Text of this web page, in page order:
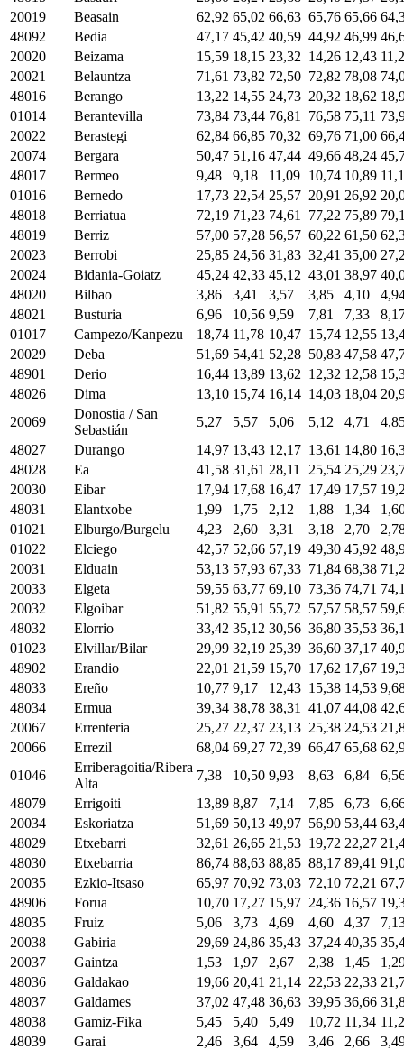
20019
Beasain 62,92 65,02 66,63 65,76 65,66
48092
Bedia 47,17 45,42 40,59 44,92 46,99
20020
Beizama 15,59 18,15 23,32 14,26 12,43
20021
Belauntza 71,61 73,82 72,50 72,82 78,08
48016
Berango 13,22 14,55 24,73 20,32 18,62
01014
Berantevilla 73,84 73,44 76,81 76,58 75,11
20022
Berastegi 62,84 66,85 70,32 69,76 71,00
20074
Bergara 50,47 51,16 47,44 49,66 48,24
48017
Bermeo 9,48 9,18 11,09 10,74 10,89
01016
Bernedo 17,73 22,54 25,57 20,91 26,92
48018
Berriatua 72,19 71,23 74,61 77,22 75,89
48019
Berriz 57,00 57,28 56,57 60,22 61,50
20023
Berrobi 25,85 24,56 31,83 32,41 35,00
20024
Bidania-Goiatz 45,24 42,33 45,12 43,01 38,97
48020
Bilbao 3,86 3,41 3,57 3,85 4,10
48021
Busturia 6,96 10,56 9,59 7,81 7,33
01017
Campezo/Kanpezu 18,74 11,78 10,47 15,74 12,55
20029
Deba 51,69 54,41 52,28 50,83 47,58
48901
Derio 16,44 13,89 13,62 12,32 12,58
48026
Dima 13,10 15,74 16,14 14,03 18,04
20069
Donostia / San
Sebastián
5,27 5,57 5,06 5,12 4,71
48027
Durango 14,97 13,43 12,17 13,61 14,80
48028
Ea 41,58 31,61 28,11 25,54 25,29
20030
Eibar 17,94 17,68 16,47 17,49 17,57
48031
Elantxobe 1,99 1,75 2,12 1,88 1,34
01021
Elburgo/Burgelu 4,23 2,60 3,31 3,18 2,70
01022
Elciego 42,57 52,66 57,19 49,30 45,92
20031
Elduain 53,13 57,93 67,33 71,84 68,38
20033
Elgeta 59,55 63,77 69,10 73,36 74,71
20032
Elgoibar 51,82 55,91 55,72 57,57 58,57
48032
Elorrio 33,42 35,12 30,56 36,80 35,53
01023
Elvillar/Bilar 29,99 32,19 25,39 36,60 37,17
48902
Erandio 22,01 21,59 15,70 17,62 17,67
48033
Ereño 10,77 9,17 12,43 15,38 14,53
48034
Ermua 39,34 38,78 38,31 41,07 44,08
20067
Errenteria 25,27 22,37 23,13 25,38 24,53
20066
Errezil 68,04 69,27 72,39 66,47 65,68
01046
Erriberagoitia/Ribera
Alta
7,38 10,50 9,93 8,63 6,84
48079
Errigoiti 13,89 8,87 7,14 7,85 6,73
20034
Eskoriatza 51,69 50,13 49,97 56,90 53,44
48029
Etxebarri 32,61 26,65 21,53 19,72 22,27
48030
Etxebarria 86,74 88,63 88,85 88,17 89,41
20035
Ezkio-Itsaso 65,97 70,92 73,03 72,10 72,21
48906
Forua 10,70 17,27 15,97 24,36 16,57
48035
Fruiz 5,06 3,73 4,69 4,60 4,37
20038
Gabiria 29,69 24,86 35,43 37,24 40,35
20037
Gaintza 1,53 1,97 2,67 2,38 1,45
48036
Galdakao 19,66 20,41 21,14 22,53 22,33
48037
Galdames 37,02 47,48 36,63 39,95 36,66
48038
Gamiz-Fika 5,45 5,40 5,49 10,72 11,34
48039
Garai 2,46 3,64 4,59 3,46 2,66